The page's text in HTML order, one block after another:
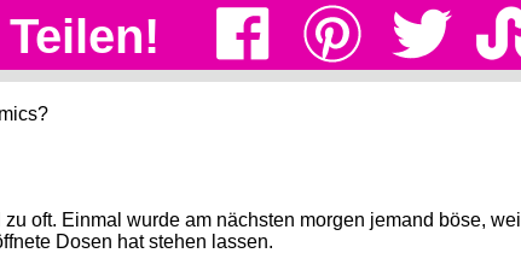
Teilen!
oft. Einmal wurde am nächsten morgen jemand böse, weil
Dosen hat stehen lassen.